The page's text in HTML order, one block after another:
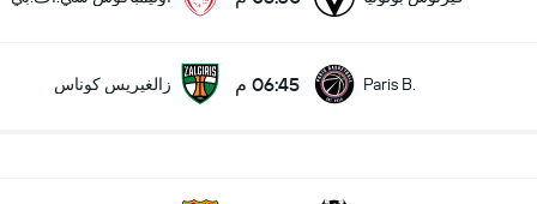
Paris B. 06:45 م زالغيريس كوناس